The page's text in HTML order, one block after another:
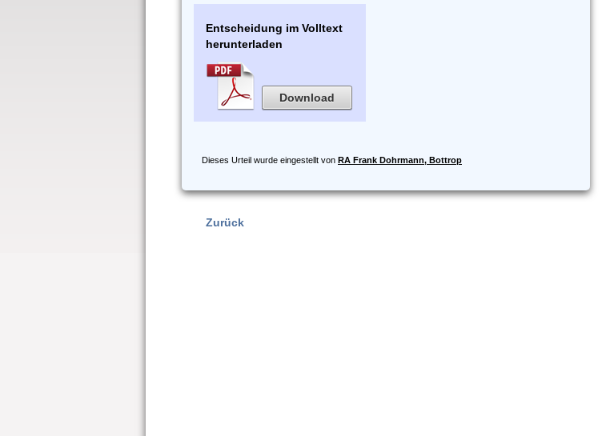
Entscheidung im Volltext
herunterladen
Download
Dieses Urteil wurde eingestellt von RA Frank Dohrmann, Bottrop
Zurück